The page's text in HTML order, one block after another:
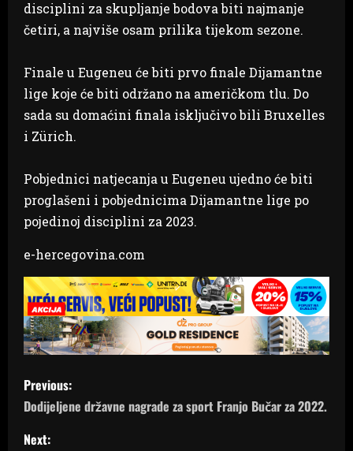
disciplini za skupljanje bodova biti najmanje
četiri, a najviše osam prilika tijekom sezone.
Finale u Eugeneu će biti prvo finale Dijamantne
lige koje će biti održano na američkom tlu. Do
sada su domaćini finala isključivo bili Bruxelles
i Zürich.
Pobjednici natjecanja u Eugeneu ujedno će biti
proglašeni i pobjednicima Dijamantne lige po
pojedinoj disciplini za 2023.
e-hercegovina.com
P
o
Previous:
Dodijeljene državne nagrade za sport Franjo Bučar za 2022.
Next: